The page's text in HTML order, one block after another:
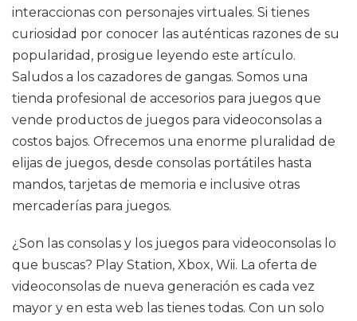
interaccionas con personajes virtuales. Si tienes
curiosidad por conocer las auténticas razones de su
popularidad, prosigue leyendo este artículo.
Saludos a los cazadores de gangas. Somos una
tienda profesional de accesorios para juegos que
vende productos de juegos para videoconsolas a
costos bajos. Ofrecemos una enorme pluralidad de
elijas de juegos, desde consolas portátiles hasta
mandos, tarjetas de memoria e inclusive otras
mercaderías para juegos.
¿Son las consolas y los juegos para videoconsolas lo
que buscas? Play Station, Xbox, Wii. La oferta de
videoconsolas de nueva generación es cada vez
mayor y en esta web las tienes todas. Con un solo